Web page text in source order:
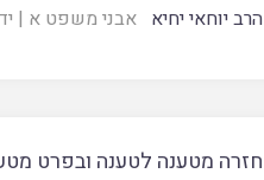
הרב יוחאי יחיא אבני משפט א |
חזרה מטענה לטענה ובפרט